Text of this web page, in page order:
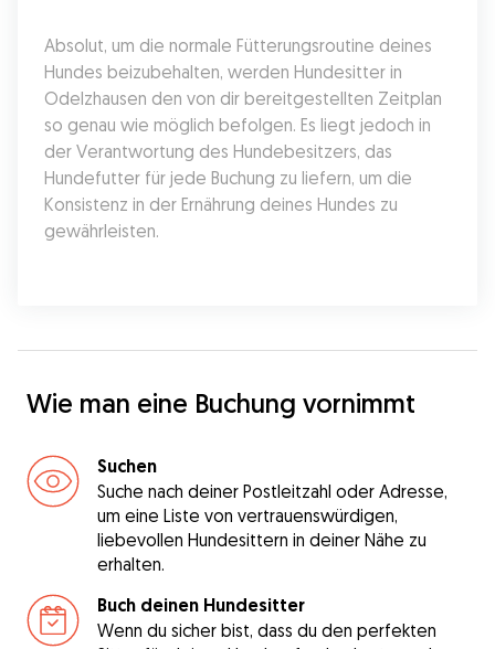
Absolut, um die normale Fütterungsroutine deines
Hundes beizubehalten, werden Hundesitter in
Odelzhausen den von dir bereitgestellten Zeitplan
so genau wie möglich befolgen. Es liegt jedoch in
der Verantwortung des Hundebesitzers, das
Hundefutter für jede Buchung zu liefern, um die
Konsistenz in der Ernährung deines Hundes zu
gewährleisten.
Wie man eine Buchung vornimmt
Suchen
Suche nach deiner Postleitzahl oder Adresse,
um eine Liste von vertrauenswürdigen,
liebevollen Hundesittern in deiner Nähe zu
erhalten.
Buch deinen Hundesitter
Wenn du sicher bist, dass du den perfekten